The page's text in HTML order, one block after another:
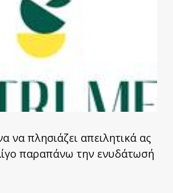
να πλησιάζει απειλητικά ας
παραπάνω την ενυδάτωσή